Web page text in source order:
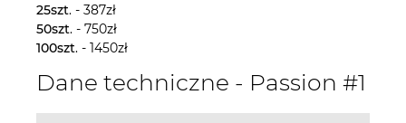
25szt. - 387zł
50szt. - 750zł
100szt. - 1450zł
Dane techniczne - Passion #1